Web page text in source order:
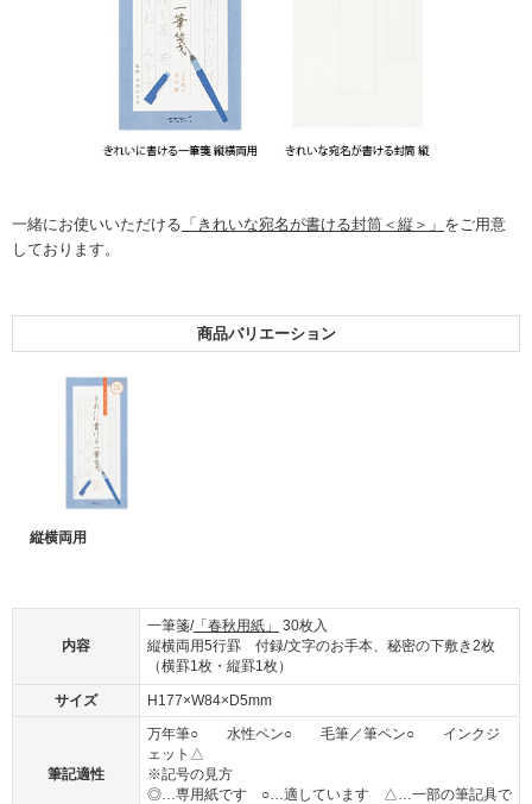
一緒にお使いいただける 「きれいな宛名が書ける封筒＜縦＞」 をご用意
しております。
商品バリエーション
縦横両用
内容
一筆箋/「春秋用紙」
30枚入
縦横両用5行罫 付録/文字のお手本、秘密の下敷き2枚
（横罫1枚・縦罫1枚）
サイズ H177×W84×D5mm
筆記適性
万年筆○ 水性ペン○ 毛筆／筆ペン○ インクジ
ェット△
※記号の見方
◎…専用紙です ○…適しています △…一部の筆記具で